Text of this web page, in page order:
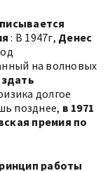
: В 1947г, Денес
на волновых
долгое
позднее, в 1971
премия по
работы